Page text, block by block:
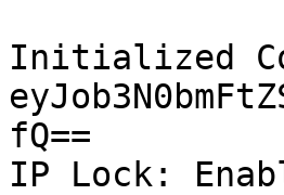
Initialized
fQ==
IP Lock: